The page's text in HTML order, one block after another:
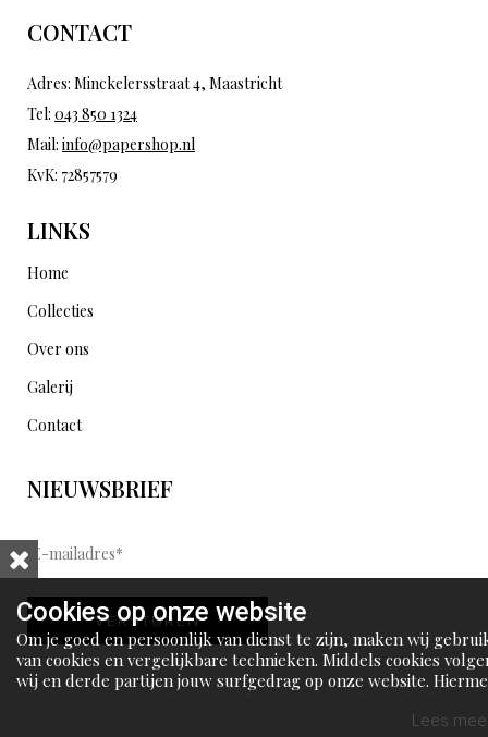
CONTACT
Adres: Minckelersstraat 4, Maastricht
Tel: 043 850 1324
Mail: info@papershop.nl
KvK: 72857579
LINKS
Home
Collecties
Over ons
Galerij
Contact
NIEUWSBRIEF
E
-
m
a
i
l
VERSTUREN
Cookies op onze website
Om je goed en persoonlijk van dienst te zijn, maken wij
van cookies en vergelijkbare technieken. Middels cookies
wij en derde partijen jouw surfgedrag op onze website.
Lees